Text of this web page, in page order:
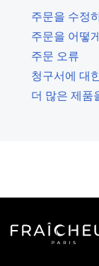
주문을 수정
주문을 어떻
주문 오류
청구서에 대
더 많은 제품